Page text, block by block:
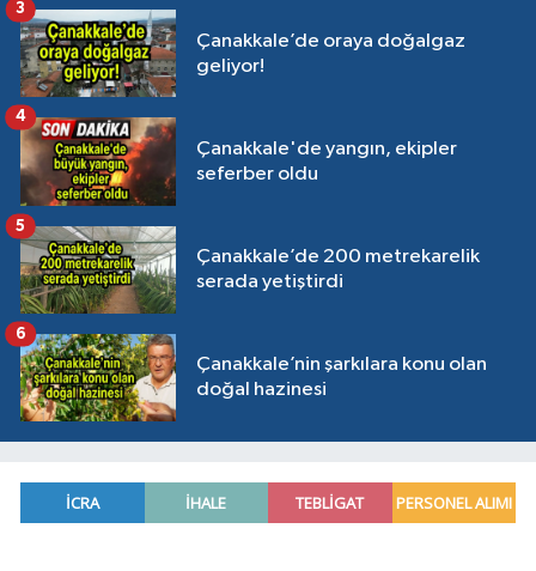
Çanakkale’de oraya doğalgaz
geliyor!
3
Çanakkale'de yangın, ekipler
seferber oldu
4
Çanakkale’de 200 metrekarelik
serada yetiştirdi
5
Çanakkale’nin şarkılara konu olan
doğal hazinesi
6